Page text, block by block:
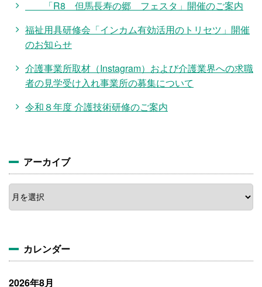
「R8 但馬長寿の郷 フェスタ」開催のご案内
福祉用具研修会「インカム有効活用のトリセツ」開催
のお知らせ
介護事業所取材（Instagram）および介護業界への求職
者の見学受け入れ事業所の募集について
令和８年度 介護技術研修のご案内
アーカイブ
ア
ー
カ
カレンダー
2026年8月